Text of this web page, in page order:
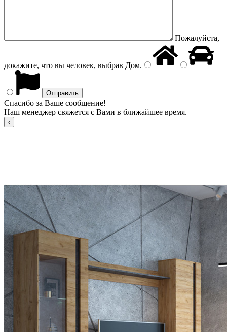
Пожалуйста,
докажите, что вы человек, выбрав Дом.
Спасибо за Ваше сообщение!
Наш менеджер свяжется с Вами в ближайшее время.